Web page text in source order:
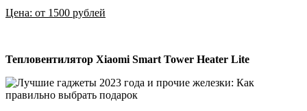
Цена: от 1500 рублей
Тепловентилятор Xiaomi Smart Tower Heater Lite